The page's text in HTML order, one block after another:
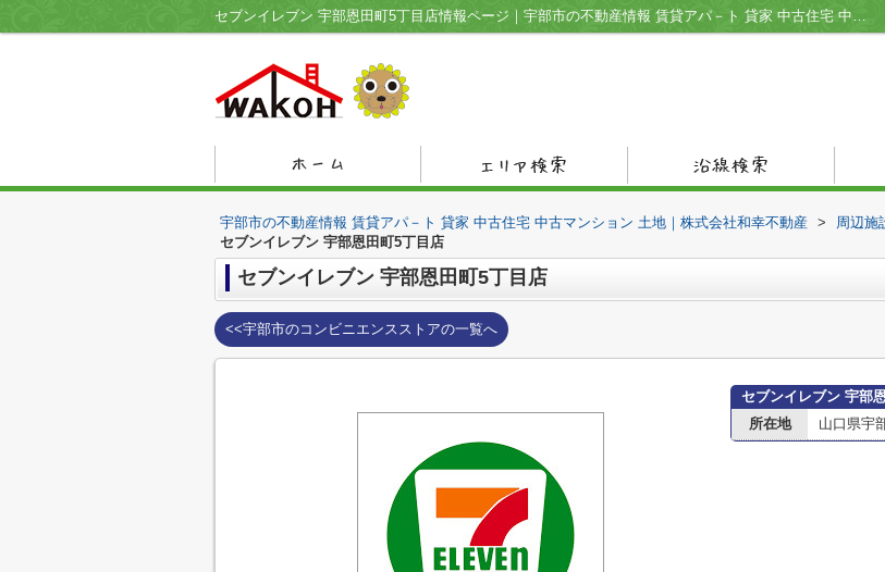
セブンイレブン 宇部恩田町5丁目店情報ページ｜宇部市の不動産情報 賃貸アパ－ト 貸家 中古住宅 中古マンション 土地｜株式会社和幸不動産
宇部市の不動産情報 賃貸アパ－ト 貸家 中古住宅 中古マンション 土地｜株式会社和幸不動産 > 周辺施
セブンイレブン 宇部恩田町5丁目店
セブンイレブン 宇部恩田町5丁目店
<<宇部市のコンビニエンスストアの一覧へ
セブンイレブン 宇部
所在地
山口県宇